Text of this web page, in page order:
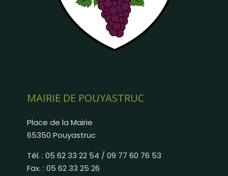
MAIRIE DE POUYASTRUC
Place de la Mairie
65350 Pouyastruc
Tél. : 05 62 33 22 54 / 09 77 60 76 53
Fax. : 05 62 33 25 26